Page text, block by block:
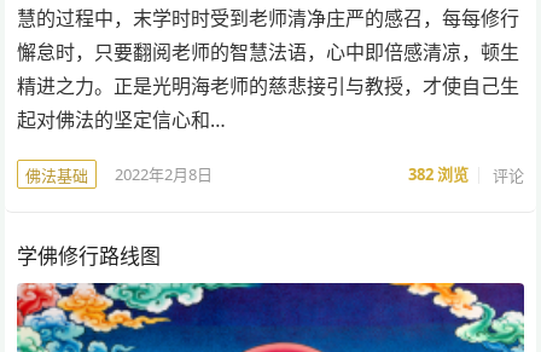
慧的过程中，末学时时受到老师清净庄严的感召，每每修行
懈怠时，只要翻阅老师的智慧法语，心中即倍感清凉，顿生
精进之力。正是光明海老师的慈悲接引与教授，才使自己生
起对佛法的坚定信心和…
佛法基础 2022年2月8日 382浏览 评论
学佛修行路线图